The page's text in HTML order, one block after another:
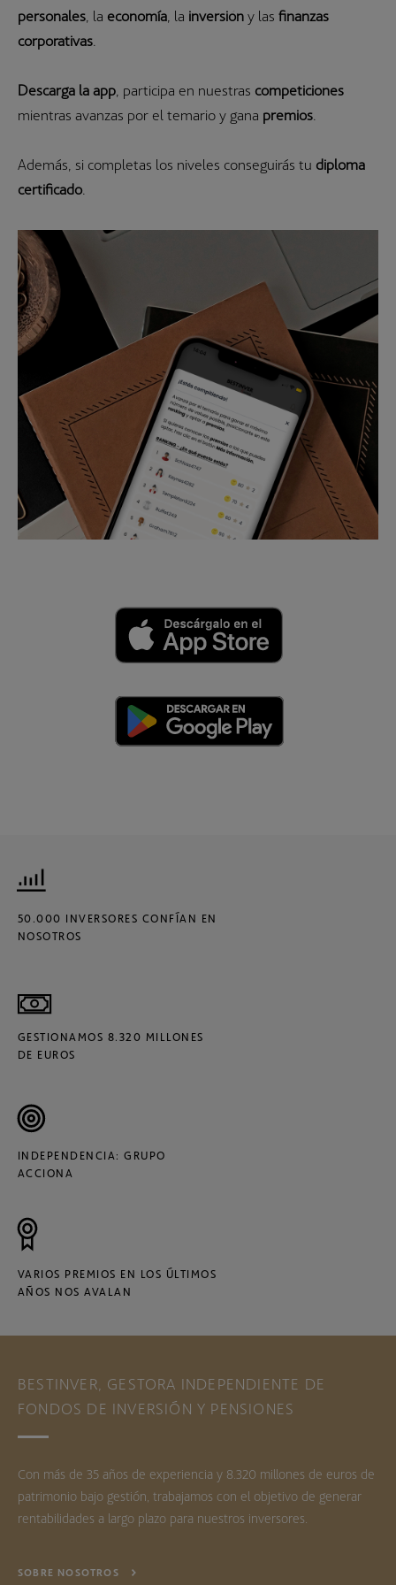
personales , la economía , la inversióny las finanzas
corporativas
Descarga la app , participa en nuestras competiciones
mientras avanzas por el temario y gana premios
Además, si completas los niveles conseguirás tu diploma
certificado
50.000 INVERSORES CONFÍAN EN
NOSOTROS
GESTIONAMOS 8.320 MILLONES
DE EUROS
INDEPENDENCIA: GRUPO
ACCIONA
VARIOS PREMIOS EN LOS ÚLTIMOS
AÑOS NOS AVALAN
BESTINVER, GESTORA INDEPENDIENTE DE
FONDOS DE INVERSIÓN Y PENSIONES
Con más de 35 años de experiencia y 8.320 millones de euros de
patrimonio bajo gestión, trabajamos con el objetivo de generar
rentabilidades a largo plazo para nuestros inversores.
SOBRE NOSOTROS